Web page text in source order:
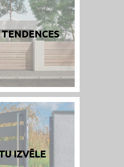
TENDENCES
IZVĒLE